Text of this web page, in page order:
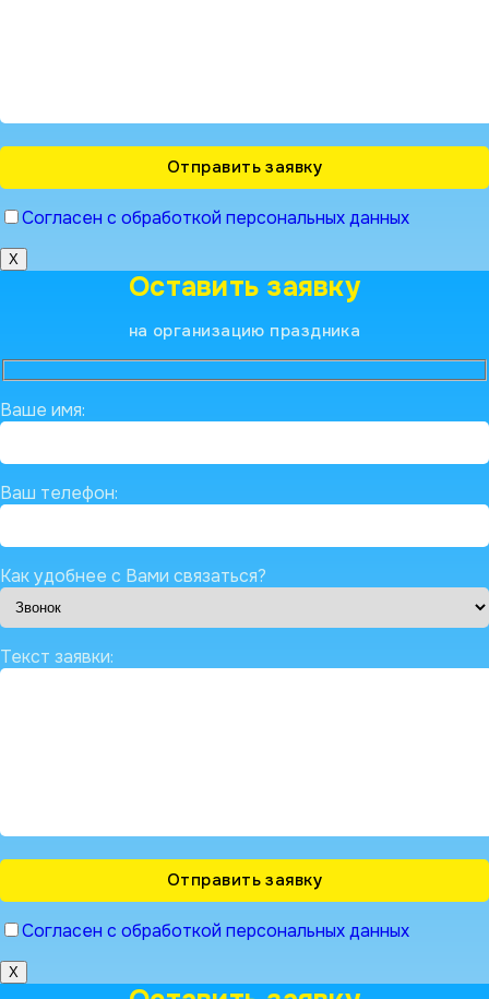
Согласен с обработкой персональных данных
X
Оставить заявку
на организацию праздника
Ваше имя:
Ваш телефон:
Как удобнее с Вами связаться?
Текст заявки:
Согласен с обработкой персональных данных
X